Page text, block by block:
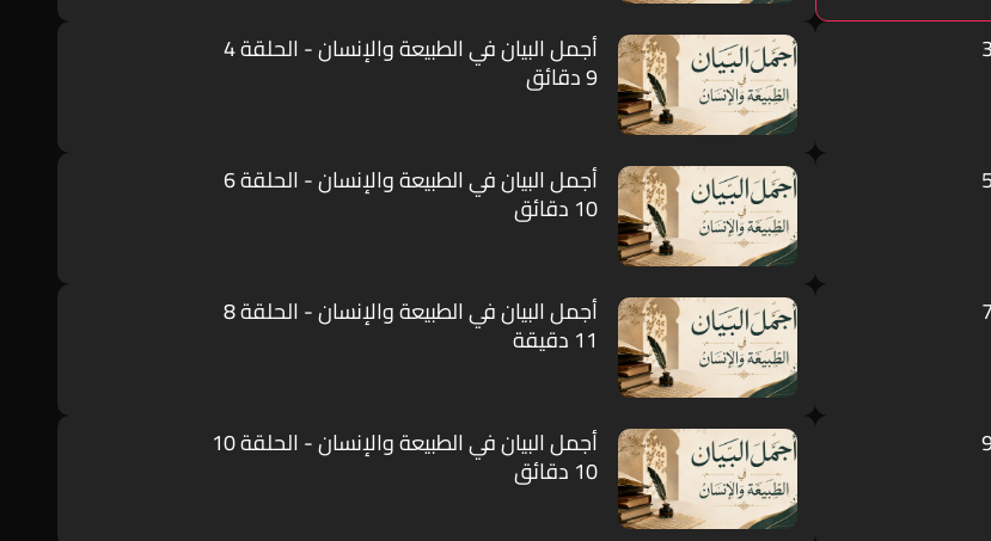
أجمل البيان في الطبيعة والإنسان - الحلقة 4
9 دقائق
أجمل البيان في الطبيعة والإنسان - الحلقة 6
10 دقائق
أجمل البيان في الطبيعة والإنسان - الحلقة 8
11 دقيقة
أجمل البيان في الطبيعة والإنسان - الحلقة 10
10 دقائق